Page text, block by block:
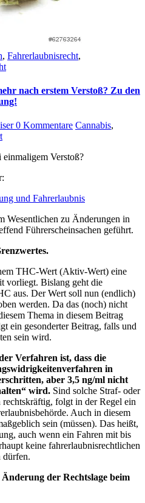
, Fahrerlaubnisrecht,
nach erstem Verstoß? Zu den
0 Kommentare Cannabis,
Verstoß?
und Fahrerlaubnis
Wesentlichen zu Änderungen in
Führerscheinsachen geführt.
THC-Wert (Aktiv-Wert) eine
vorliegt. Bislang geht die
aus. Der Wert soll nun (endlich)
werden. Da das (noch) nicht
Thema in diesem Beitrag
ein gesonderter Beitrag, falls und
sein wird.
Verfahren ist, dass die
in
aber 3,5 ng/ml nicht
wird. Sind solche Straf- oder
folgt in der Regel ein
Auch in diesem
sein (müssen). Das heißt,
auch wenn ein Fahren mit bis
keine fahrerlaubnisrechtlichen
der Rechtslage beim